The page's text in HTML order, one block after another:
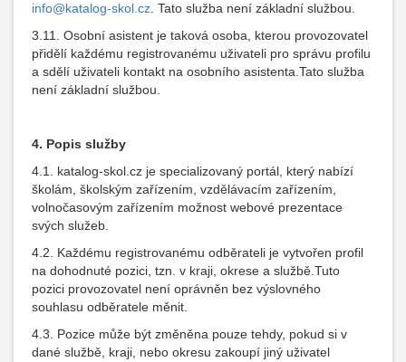
info@katalog-skol.cz . Tato služba není základní službou.
3.11. Osobní asistent je taková osoba, kterou provozovatel
přidělí každému registrovanému uživateli pro správu profilu
a sdělí uživateli kontakt na osobního asistenta.Tato služba
není základní službou.
4. Popis služby
4.1. katalog-skol.cz je specializovaný portál, který nabízí
školám, školským zařízením, vzdělávacím zařízením,
volnočasovým zařízením možnost webové prezentace
svých služeb.
4.2. Každému registrovanému odběrateli je vytvořen profil
na dohodnuté pozici, tzn. v kraji, okrese a službě.Tuto
pozici provozovatel není oprávněn bez výslovného
souhlasu odběratele měnit.
4.3. Pozice může být změněna pouze tehdy, pokud si v
dané službě, kraji, nebo okresu zakoupí jiný uživatel